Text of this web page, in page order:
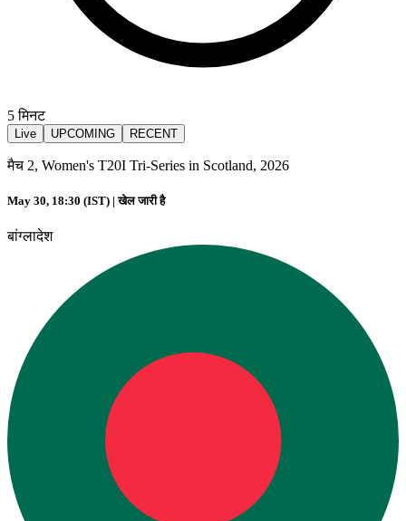
5मिनट
Live UPCOMING RECENT
मैच 2, Women's T20I Tri-Series in Scotland, 2026
May 30, 18:30 (IST) |खेल जारी है
बांग्लादेश